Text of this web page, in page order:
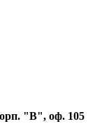
"В", оф. 105